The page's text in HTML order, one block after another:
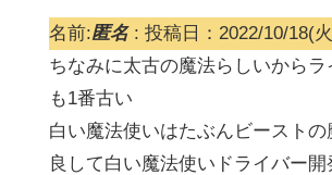
名前:匿名: 投稿日：2022/10/18(
ちなみに太古の魔法らしいからラ
も1番古い
白い魔法使いはたぶんビースト
良して白い魔法使いドライバー